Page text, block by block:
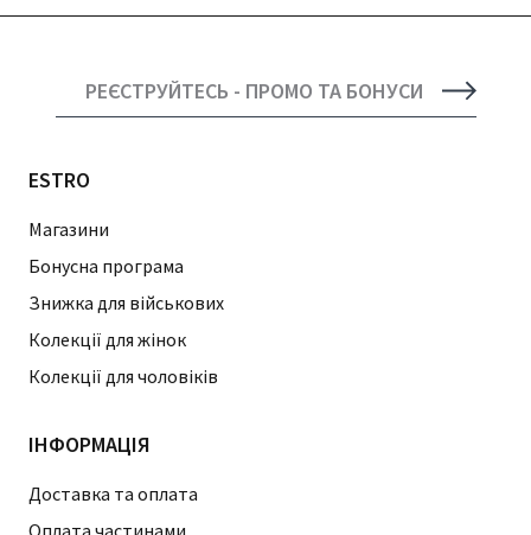
РЕЄСТРУЙТЕСЬ - ПРОМО ТА БОНУСИ
ESTRO
Магазини
Бонусна програма
Знижка для військових
Колекції для жінок
Колекції для чоловіків
ІНФОРМАЦІЯ
Доставка та оплата
Оплата частинами